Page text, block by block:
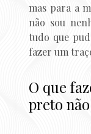
mas para a
não sou
tudo que
fazer um
O que
preto